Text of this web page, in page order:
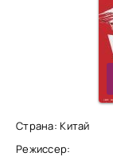
Страна: Китай
Режиссер: